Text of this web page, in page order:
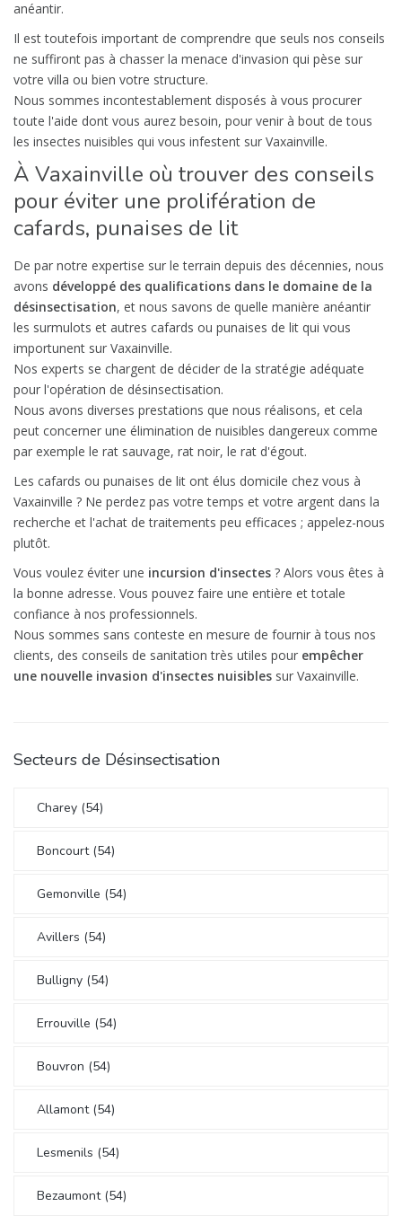
anéantir.
Il est toutefois important de comprendre que seuls nos conseils
ne suffiront pas à chasser la menace d'invasion qui pèse sur
votre villa ou bien votre structure.
Nous sommes incontestablement disposés à vous procurer
toute l'aide dont vous aurez besoin, pour venir à bout de tous
les insectes nuisibles qui vous infestent sur Vaxainville.
À Vaxainville où trouver des conseils
pour éviter une prolifération de
cafards, punaises de lit
De par notre expertise sur le terrain depuis des décennies, nous
avons développé des qualifications dans le domaine de la
désinsectisation, et nous savons de quelle manière anéantir
les surmulots et autres cafards ou punaises de lit qui vous
importunent sur Vaxainville.
Nos experts se chargent de décider de la stratégie adéquate
pour l'opération de désinsectisation.
Nous avons diverses prestations que nous réalisons, et cela
peut concerner une élimination de nuisibles dangereux comme
par exemple le rat sauvage, rat noir, le rat d'égout.
Les cafards ou punaises de lit ont élus domicile chez vous à
Vaxainville ? Ne perdez pas votre temps et votre argent dans la
recherche et l'achat de traitements peu efficaces ; appelez-nous
plutôt.
Vous voulez éviter une incursion d'insectes ? Alors vous êtes à
la bonne adresse. Vous pouvez faire une entière et totale
confiance à nos professionnels.
Nous sommes sans conteste en mesure de fournir à tous nos
clients, des conseils de sanitation très utiles pour empêcher
une nouvelle invasion d'insectes nuisibles sur Vaxainville.
Secteurs de Désinsectisation
Charey (54)
Boncourt (54)
Gemonville (54)
Avillers (54)
Bulligny (54)
Errouville (54)
Bouvron (54)
Allamont (54)
Lesmenils (54)
Bezaumont (54)